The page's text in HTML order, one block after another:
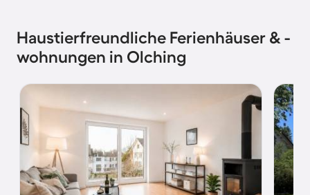
Haustierfreundliche Ferienhäuser & -
wohnungen in Olching